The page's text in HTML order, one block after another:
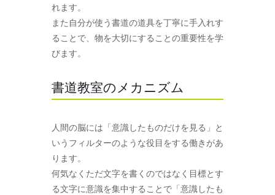
れます。
また自分が使う書道の道具を丁寧に手入れす
ることで、物を大切にすることの重要性を学
びます。
書道教室のメカニズム
人間の脳には「意識したものだけを見る」と
いうフィルターのような役目をする働きがあ
ります。
何気なくただ文字を書くのではなく目標とす
る文字に意識を集中することで「意識したも